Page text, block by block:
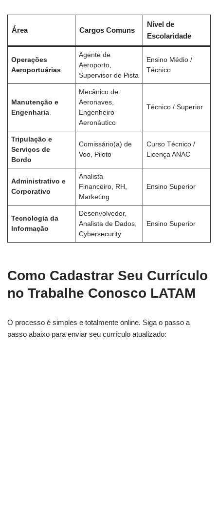
Área Cargos Comuns
Nível de
Escolaridade
Operações
Aeroportuárias
Agente de
Aeroporto,
Supervisor de Pista
Ensino Médio /
Técnico
Manutenção e
Engenharia
Mecânico de
Aeronaves,
Engenheiro
Aeronáutico
Técnico / Superior
Tripulação e
Serviços de
Bordo
Comissário(a) de
Voo, Piloto
Curso Técnico /
Licença ANAC
Administrativo e
Corporativo
Analista
Financeiro, RH,
Marketing
Ensino Superior
Tecnologia da
Informação
Desenvolvedor,
Analista de Dados,
Cybersecurity
Ensino Superior
Como Cadastrar Seu Currículo
no Trabalhe Conosco LATAM
O processo é simples e totalmente online. Siga o passo a
passo abaixo para enviar seu currículo atualizado: